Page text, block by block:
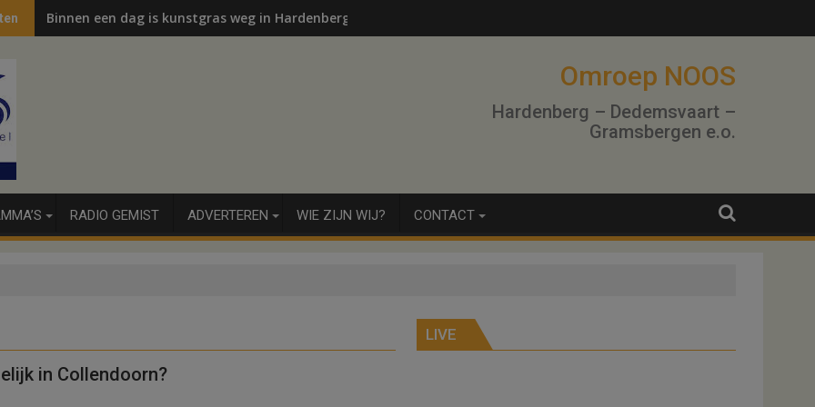
Binnen een dag is kunstgras weg in Hardenberg en Sibculo
Omroep NOOS
Hardenberg – Dedemsvaart –
Gramsbergen e.o.
RADIO GEMIST ADVERTEREN WIE ZIJN WIJ? CONTACT
in Collendoorn?
LIVE